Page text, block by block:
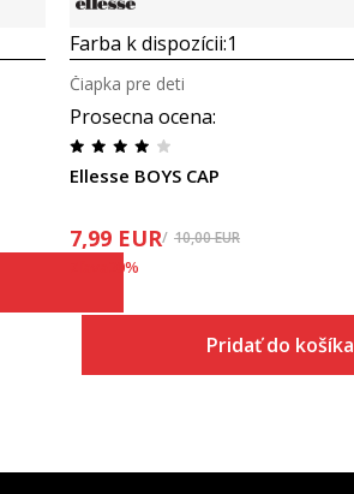
Farba k dispozícii:1
Prosecna ocena:
Ellesse BOYS CAP
Čiapka pre deti
7,99 EUR 10,00EUR
20%
Pridať do košíka